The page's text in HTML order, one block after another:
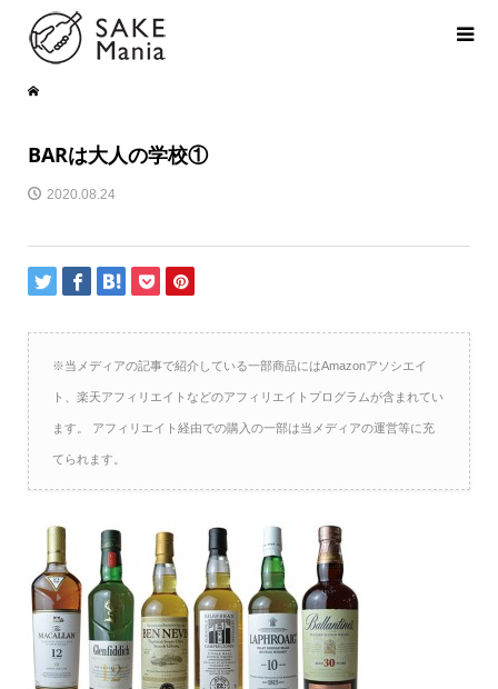
BARは大人の学校①
2020.08.24
※当メディアの記事で紹介している一部商品にはAmazonアソシエイ
ト、楽天アフィリエイトなどのアフィリエイトプログラムが含まれてい
ます。 アフィリエイト経由での購入の一部は当メディアの運営等に充
てられます。